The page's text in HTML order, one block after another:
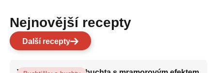
Nejnovější recepty
Další recepty